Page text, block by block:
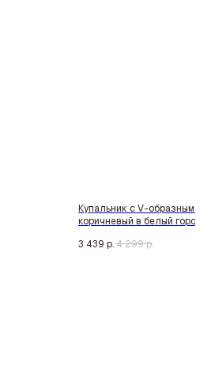
Купальник с V-образным
коричневый в белый горох
3 439 р.4 299р.